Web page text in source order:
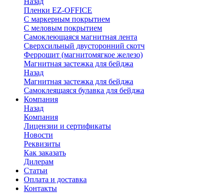
Пленки EZ-OFFICE
С маркерным покрытием
С меловым покрытием
Самоклеющаяся магнитная лента
Сверхсильный двусторонний скотч
Феррошит (магнитомягкое железо)
Магнитная застежка для бейджа
Назад
Магнитная застежка для бейджа
Самоклеящаяся булавка для бейджа
Компания
Назад
Компания
Лицензии и сертификаты
Новости
Реквизиты
Как заказать
Дилерам
Статьи
Оплата и доставка
Контакты